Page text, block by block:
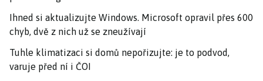
Ihned si aktualizujte Windows. Microsoft opravil přes 600
chyb, dvě z nich už se zneužívají
Tuhle klimatizaci si domů nepořizujte: je to podvod,
varuje před ní i ČOI